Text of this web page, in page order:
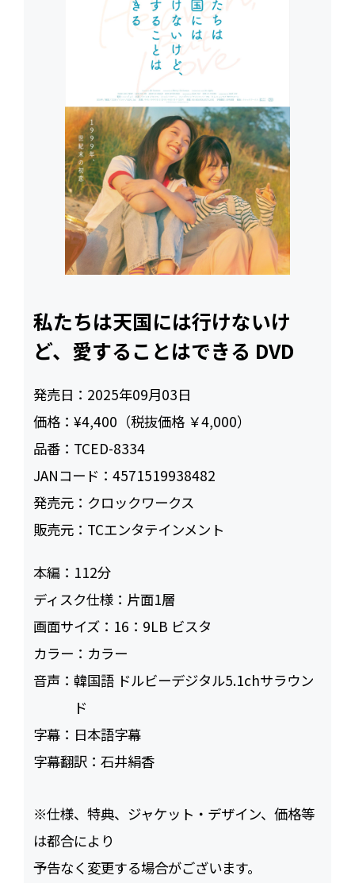
私たちは天国には行けないけ
ど、愛することはできる DVD
発売日： 2025年09月03日
価格：¥4,400（税抜価格 ￥4,000）
品番： TCED-8334
JANコード：4571519938482
発売元： クロックワークス
販売元： TCエンタテインメント
本編： 112
ディスク仕様： 片面1層
画面サイズ： 16：9LB ビスタ
カラー： カラー
音声：韓国語 ドルビーデジタル5.1chサラウン
ド
字幕： 日本語字幕
字幕翻訳：石井絹香
※仕様、特典、ジャケット・デザイン、価格等
は都合により
予告なく変更する場合がございます。